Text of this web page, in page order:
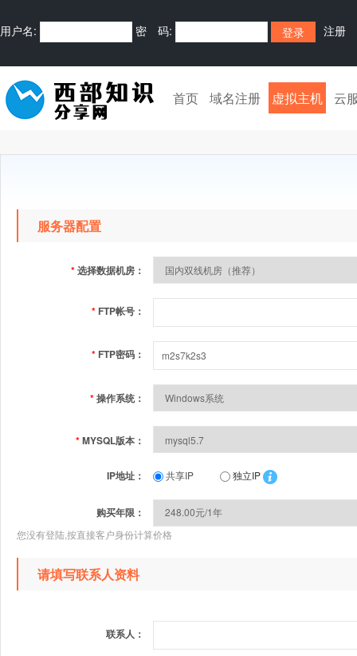
用户名: 密 码: 注册
首页 域名注册 虚拟主机 云
服务器配置
*选择数据机房：
* FTP帐号：
* FTP密码：
*操作系统：
*MYSQL版本：
IP地址： 共享IP 独立IP
购买年限：
您没有登陆,按直接客户身份计算价格
请填写联系人资料
联系人：